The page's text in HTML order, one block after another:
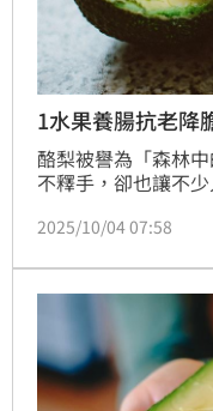
1水果養腸抗老
酪梨被譽為「森林
不釋手，卻也讓不
超級食物之一，不僅
奇蹟」。
2025/10/04 07:58